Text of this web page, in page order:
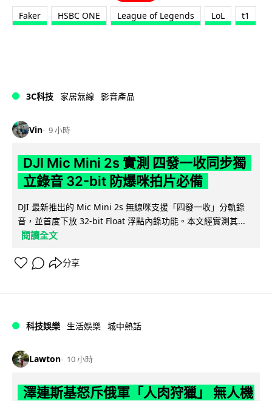
Faker HSBC ONE League of Legends LoL t1
3C科技 家居無線 影音產品
Vin 9 小時
DJI Mic Mini 2s 實測 四發一收同步獨
立錄音 32-bit 防爆咪拍片必備
DJI 最新推出的 Mic Mini 2s 無線咪支援「四發一收」分軌錄
音，並首度下放 32-bit Float 浮點內錄功能。本文經實測其...
閱讀全文
分享
科技娛樂 生活娛樂 城中熱話
Lawton 10 小時
澤連斯基怒斥俄軍「人肉狩獵」 無人機